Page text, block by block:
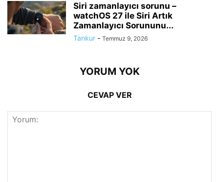
Siri zamanlayıcı sorunu –
watchOS 27 ile Siri Artık
Zamanlayıcı Sorununu...
Tankur - Temmuz 9, 2026
YORUM YOK
CEVAP VER